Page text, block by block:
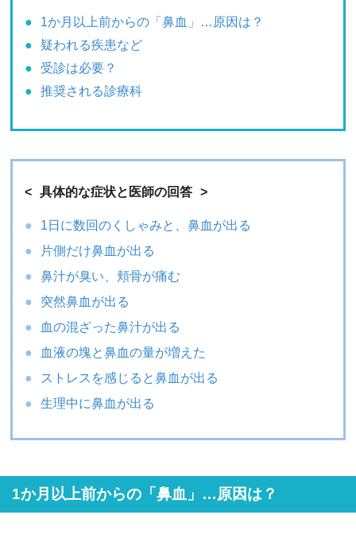
1か月以上前からの「鼻血」…原因は？
疑われる疾患など
受診は必要？
推奨される診療科
具体的な症状と医師の回答
1日に数回のくしゃみと、鼻血が出る
片側だけ鼻血が出る
鼻汁が臭い、頬骨が痛む
突然鼻血が出る
血の混ざった鼻汁が出る
血液の塊と鼻血の量が増えた
ストレスを感じると鼻血が出る
生理中に鼻血が出る
1か月以上前からの「鼻血」…原因は？